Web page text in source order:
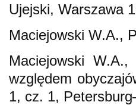
Ujejski, Warszawa
Maciejowski W.A.,
Maciejowski
względem
1, cz. 1,